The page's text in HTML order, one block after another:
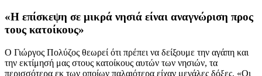
«Η επίσκεψη σε μικρά νησιά είναι αναγνώριση προς
τους κατοίκους»
Ο Γιώργος Πολύζος θεωρεί ότι πρέπει να δείξουμε την αγάπη και
την εκτίμησή μας στους κατοίκους αυτών των νησιών, τα
περισσότερα εκ των οποίων παλαιότερα είχαν μεγάλες δόξες. «Οι